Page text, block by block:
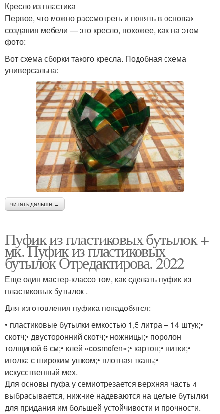
Кресло из пластика
Первое, что можно рассмотреть и понять в основах
создания мебели — это кресло, похожее, как на этом
фото:
Вот схема сборки такого кресла. Подобная схема
универсальна:
читать дальше →
Пуфик из пластиковых бутылок +
мк. Пуфик из пластиковых
бутылок Отредактирова. 2022
Еще один мастер-классо том, как сделать пуфик из
пластиковых бутылок .
Для изготовления пуфика понадобятся:
• пластиковые бутылки емкостью 1,5 литра – 14 штук;•
скотч;• двусторонний скотч;• ножницы;• поролон
толщиной 6 см;• клей «cosmofen»;• картон;• нитки;•
иголка с широким ушком;• плотная ткань;•
искусственный мех.
Для основы пуфа у семиотрезается верхняя часть и
выбрасывается, нижние надеваются на целые бутылки
для придания им большей устойчивости и прочности.